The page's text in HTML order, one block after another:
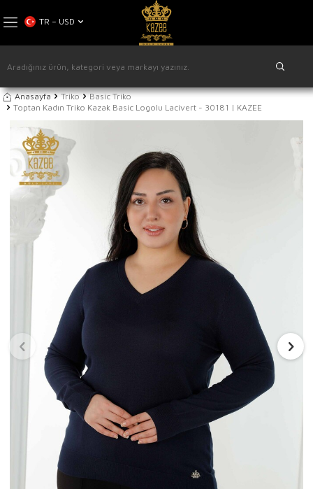
TR − USD
Anasayfa Triko
Basic Triko
Toptan Kadın Triko Kazak Basic Logolu Lacivert - 30181 | KAZEE